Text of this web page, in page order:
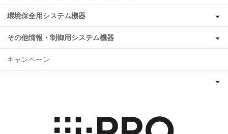
環境保全用システム機器
その他情報・制御用システム機器
キャンペーン